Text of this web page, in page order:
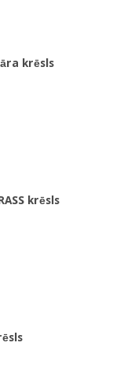
krēsls
krēsls